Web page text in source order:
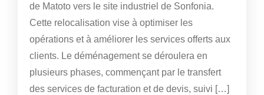
de Matoto vers le site industriel de Sonfonia.
Cette relocalisation vise à optimiser les
opérations et à améliorer les services offerts aux
clients. Le déménagement se déroulera en
plusieurs phases, commençant par le transfert
des services de facturation et de devis, suivi […]